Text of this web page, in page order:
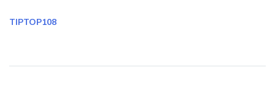
TIPTOP108